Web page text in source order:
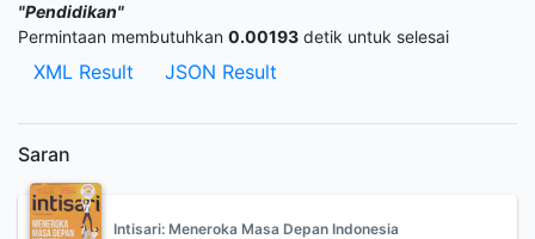
"Pendidikan"
Permintaan membutuhkan 0.00193 detik untuk selesai
XML Result JSON Result
Saran
Intisari: Meneroka Masa Depan Indonesia